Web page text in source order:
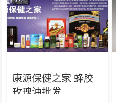
康源保健之家 蜂胶
玫瑰油批发